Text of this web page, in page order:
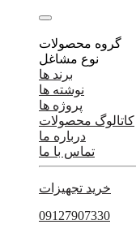
گروه محصولات
نوع مشاغل
برند ها
نوشته ها
پروژه ها
کاتالوگ محصولات
درباره ما
تماس با ما
خرید تجهیزات
09127907330